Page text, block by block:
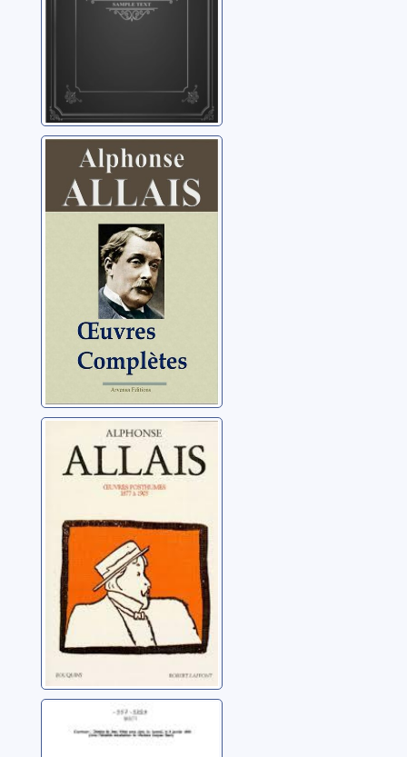
Contes divers
Allais, Alphonse
Vive la vie !
Allais, Alphonse
La logique mène
à tout: [les 150